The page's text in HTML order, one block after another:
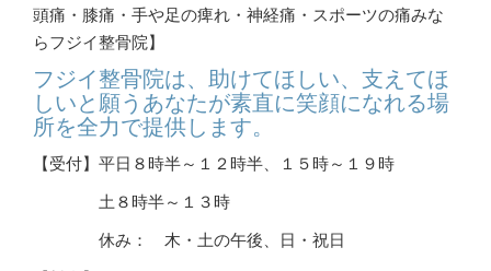
頭痛・膝痛・手や足の痺れ・神経痛・スポーツの痛みな
らフジイ整骨院】
フジイ整骨院は、助けてほしい、支えてほ
しいと願うあなたが素直に笑顔になれる場
所を全力で提供します。
【受付】平日８時半～１２時半、１５時～１９時
土８時半～１３時
休み： 木・土の午後、日・祝日